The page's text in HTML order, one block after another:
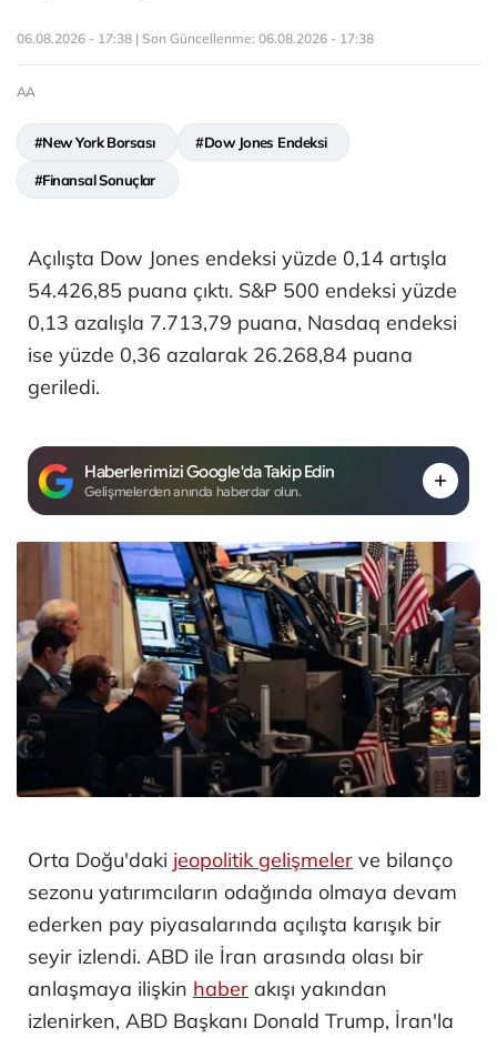
06.08.2026 - 17:38 | Son Güncellenme: 06.08.2026 - 17:38
AA
#New York Borsası #Dow Jones Endeksi
#Finansal Sonuçlar
Açılışta Dow Jones endeksi yüzde 0,14 artışla
54.426,85 puana çıktı. S&P 500 endeksi yüzde
0,13 azalışla 7.713,79 puana, Nasdaq endeksi
ise yüzde 0,36 azalarak 26.268,84 puana
geriledi.
Haberlerimizi Google'da Takip Edin
Gelişmelerden anında haberdar olun.
Orta Doğu'daki jeopolitik gelişmeler ve bilanço
sezonu yatırımcıların odağında olmaya devam
ederken pay piyasalarında açılışta karışık bir
seyir izlendi. ABD ile İran arasında olası bir
anlaşmaya ilişkin haber akışı yakından
izlenirken, ABD Başkanı Donald Trump, İran'la